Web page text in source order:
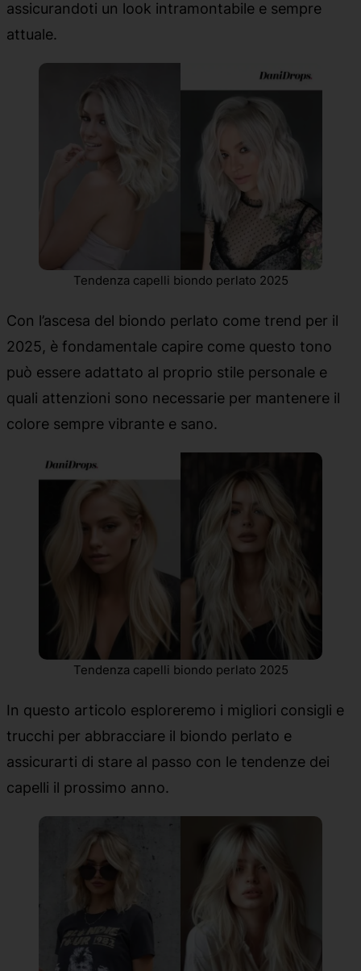
assicurandoti un look intramontabile e sempre
attuale.
Tendenza capelli biondo perlato 2025
Con l’ascesa del biondo perlato come trend per il
2025, è fondamentale capire come questo tono
può essere adattato al proprio stile personale e
quali attenzioni sono necessarie per mantenere il
colore sempre vibrante e sano.
Tendenza capelli biondo perlato 2025
In questo articolo esploreremo i migliori consigli e
trucchi per abbracciare il biondo perlato e
assicurarti di stare al passo con le tendenze dei
capelli il prossimo anno.